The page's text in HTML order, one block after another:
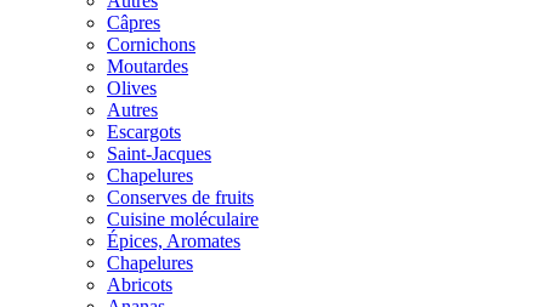
Câpres
Cornichons
Moutardes
Olives
Autres
Escargots
Saint-Jacques
Chapelures
Conserves de fruits
Cuisine moléculaire
Épices, Aromates
Chapelures
Abricots